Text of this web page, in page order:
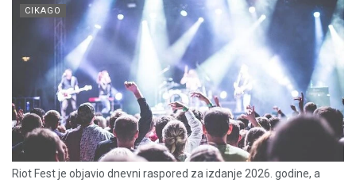
CIKAGO
Riot Fest je objavio dnevni raspored za izdanje 2026. godine, a